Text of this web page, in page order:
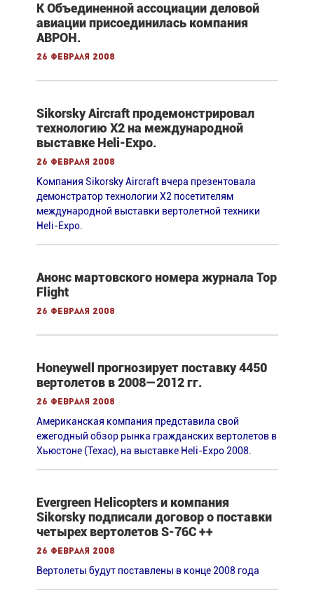
К Объединенной ассоциации деловой
авиации присоединилась компания
АВРОН.
26 февраля 2008
Sikorsky Aircraft продемонстрировал
технологию X2 на международной
выставке Heli-Expo.
26 февраля 2008
Компания Sikorsky Aircraft вчера презентовала
демонстратор технологии X2 посетителям
международной выставки вертолетной техники
Heli-Expo.
Анонс мартовского номера журнала Top
Flight
26 февраля 2008
Honeywell прогнозирует поставку 4450
вертолетов в 2008—2012 гг.
26 февраля 2008
Американская компания представила свой
ежегодный обзор рынка гражданских вертолетов в
Хьюстоне (Техас), на выставке Heli-Expo 2008.
Evergreen Helicopters и компания
Sikorsky подписали договор о поставки
четырех вертолетов S-76C ++
26 февраля 2008
Вертолеты будут поставлены в конце 2008 года